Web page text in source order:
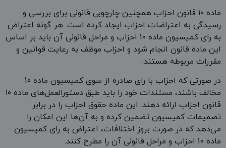
ماده ۱۰ قانون احزاب همچنین چارچوبی قانونی برای بررسی و
رسیدگی به اعتراضات احزاب ایجاد کرده است. هر گونه اعتراض
به رای کمیسیون ماده 10 احزاب و مراحل قانونی آن باید بر اساس
این ماده قانون انجام شود و احزاب موظف به رعایت قوانین و
مقررات مربوطه هستند.
در صورتی که احزاب با رای صادره از سوی کمیسیون ماده 10
مخالف باشند، مستندات خود را باید طبق دستورالعمل‌های ماده ۱۰
قانون احزاب ارائه دهند. این ماده حقوق احزاب را در برابر
تصمیمات کمیسیون تضمین کرده و به آن‌ها این امکان را
می‌دهد که در صورت بروز اختلافات، اعتراض به رای کمیسیون
ماده 10 احزاب و مراحل قانونی آن را مطرح کنند.